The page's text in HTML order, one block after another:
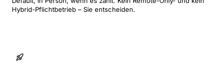
Hybrid-Pflichtbetrieb – Sie entscheiden.